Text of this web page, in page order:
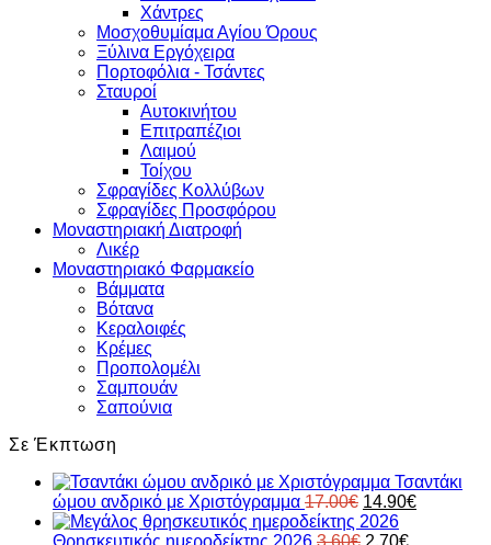
Χάντρες
Μοσχοθυμίαμα Αγίου Όρους
Ξύλινα Εργόχειρα
Πορτοφόλια - Τσάντες
Σταυροί
Αυτοκινήτου
Επιτραπέζιοι
Λαιμού
Τοίχου
Σφραγίδες Κολλύβων
Σφραγίδες Προσφόρου
Μοναστηριακή Διατροφή
Λικέρ
Μοναστηριακό Φαρμακείο
Βάμματα
Βότανα
Κεραλοιφές
Κρέμες
Προπολομέλι
Σαμπουάν
Σαπούνια
Σε Έκπτωση
Τσαντάκι
ώμου ανδρικό με Χριστόγραμμα 17.00€ Original
price
was:
14.90€Η
Θρησκευτικός ημεροδείκτης 2026 3.60€ Original
2.70€Η